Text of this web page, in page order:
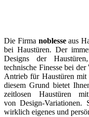
Die Firma noblesseaus
bei Haustüren. Der
Designs der
technische Finesse bei
Antrieb für Haustüren
diesem Grund bietet
zeitlosen Haustüren
von Design-
wirklich eigenes und